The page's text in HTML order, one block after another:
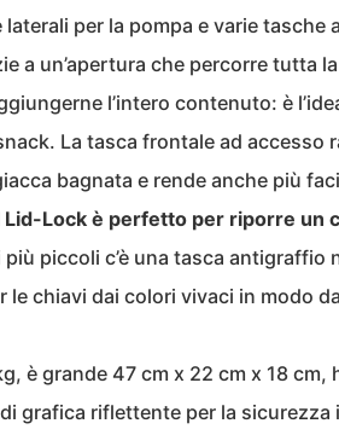
per la pompa e varie tasche
a un’apertura che percorre tutta la
l’intero contenuto: è
La tasca frontale ad accesso
bagnata e rende anche più
Lid-Lock è perfetto per riporre un
piccoli c’è una tasca antigraffio
le chiavi dai colori vivaci in modo
è grande 47 cm x 22 cm x 18 cm,
grafica riflettente per la sicurezza